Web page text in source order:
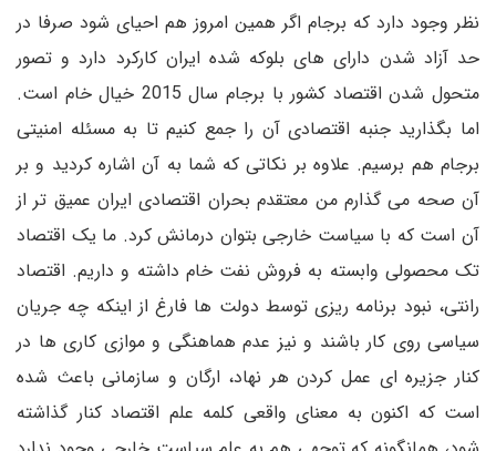
نظر وجود دارد که برجام اگر همین امروز هم احیای شود صرفا در
حد آزاد شدن دارای های بلوکه شده ایران کارکرد دارد و تصور
متحول شدن اقتصاد کشور با برجام سال 2015 خیال خام است.
اما بگذارید جنبه اقتصادی آن را جمع کنیم تا به مسئله امنیتی
برجام هم برسیم. علاوه بر نکاتی که شما به آن اشاره کردید و بر
آن صحه می گذارم من معتقدم بحران اقتصادی ایران عمیق تر از
آن است که با سیاست خارجی بتوان درمانش کرد. ما یک اقتصاد
تک محصولی وابسته به فروش نفت خام داشته و داریم. اقتصاد
رانتی، نبود برنامه ریزی توسط دولت ها فارغ از اینکه چه جریان
سیاسی روی کار باشند و نیز عدم هماهنگی و موازی کاری ها در
کنار جزیره ای عمل کردن هر نهاد، ارگان و سازمانی باعث شده
است که اکنون به معنای واقعی کلمه علم اقتصاد کنار گذاشته